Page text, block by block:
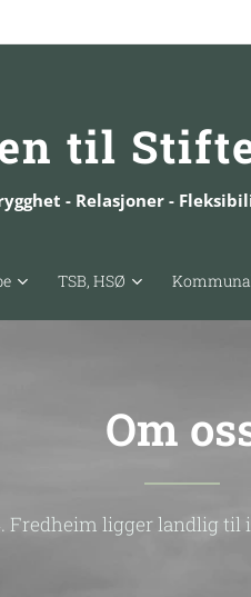
til
- Relasjoner -
TSB, HSØ
Om
Fredheim ligger landlig